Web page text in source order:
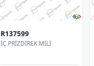
R137599
İÇ PRİZDİREK MİLİ